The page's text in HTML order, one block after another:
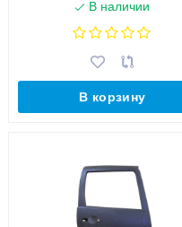
В наличии
В корзину